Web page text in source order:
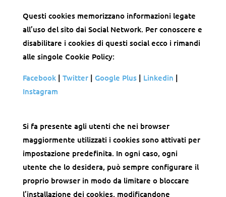
Questi cookies memorizzano informazioni legate
all’uso del sito dai Social Network. Per conoscere e
disabilitare i cookies di questi social ecco i rimandi
alle singole Cookie Policy:
Facebook| Twitter| Google Plus| Linkedin |
Instagram
Si fa presente agli utenti che nei browser
maggiormente utilizzati i cookies sono attivati per
impostazione predefinita. In ogni caso, ogni
utente che lo desidera, può sempre configurare il
proprio browser in modo da limitare o bloccare
l’installazione dei cookies, modificandone